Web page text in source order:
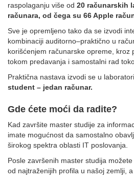
raspolaganju više od 20 računarskih
računara, od čega su 66 Apple
Sve je opremljeno tako da se izvodi
kombinaciji auditorno–praktično u
korišćenjem računarske opreme, kroz
tokom predavanja i samostalni rad
Praktična nastava izvodi se u
student – jedan računar.
Gde ćete moći da radite?
Kad završite master studije za
imate mogućnost da samostalno
širokog spektra oblasti IT poslovanja.
Posle završenih master studija
od najtraženijih profila u našoj zemlji,